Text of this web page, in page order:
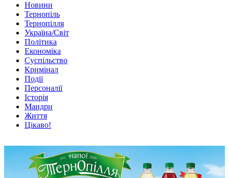
Новини
Тернопіль
Тернопілля
Україна/Світ
Політика
Економіка
Суспільство
Кримінал
Події
Персоналії
Історія
Мандри
Життя
Цікаво!